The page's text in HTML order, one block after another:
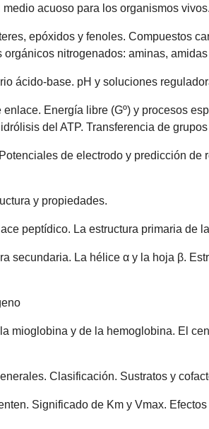
acuoso para los organismos vivos.
epóxidos y fenoles. Compuestos
nitrogenados: aminas,
ácido-base. pH y soluciones
Energía libre (Gº) y procesos
del ATP. Transferencia de grupos
de electrodo y predicción
y propiedades.
peptídico. La estructura primaria de
secundaria. La hélice α y la hoja β.
mioglobina y de la hemoglobina. El
Clasificación. Sustratos y
Significado de Km y Vmax.